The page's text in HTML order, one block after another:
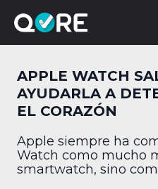
APPLE WATCH
AYUDARLA A
EL CORAZÓN
Apple siempre ha
Watch como mucho
smartwatch, sino